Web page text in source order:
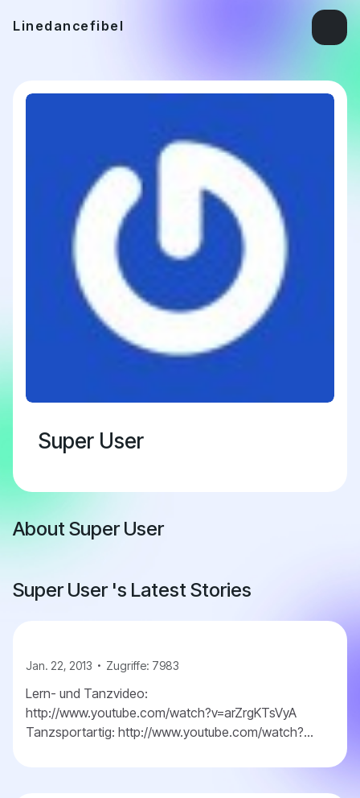
Linedancefibel
Super User
About Super User
Super User 's Latest Stories
Jan. 22, 2013 Zugriffe: 7983
Lern- und Tanzvideo:
http://www.youtube.com/watch?v=arZrgKTsVyA
Tanzsportartig: http://www.youtube.com/watch?
http://www.amazon.com/Slipped-And-Fell-In-